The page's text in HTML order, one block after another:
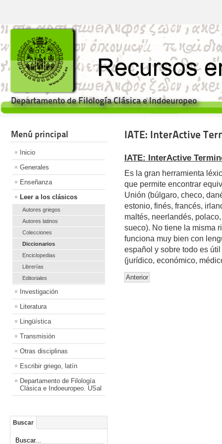
Departamento de Filología Clásica e Indoeuropeo
Menú principal
Inicio
Generales
Enseñanza
Leer a los clásicos
Autores griegos
Autores latinos
Colecciones
Diccionarios
Enciclopedias
Librerías
Editoriales
Investigación
Literatura
Lingüística
Transmisión
Otras disciplinas
Escribir griego, latín
Departamento de Filología
Clásica e Indoeuropeo. USal
Buscar
Buscar...
IATE: InterActive
IATE: InterActive
Es la gran herramienta
que permite encontrar
Unión (búlgaro, checo,
estonio, finés, francés,
maltés, neerlandés,
sueco). No tiene la misma
funciona muy bien con
español y sobre todo es
(jurídico, económico,
Anterior